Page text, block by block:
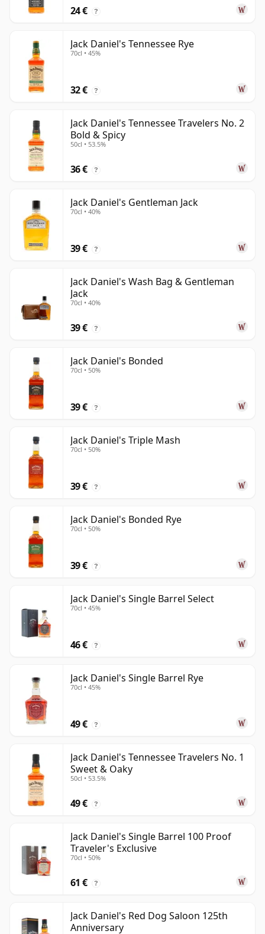
24 € ?
Jack Daniel's Tennessee Rye
70cl • 45%
32 € ?
Jack Daniel's Tennessee Travelers No. 2
Bold & Spicy
50cl • 53.5%
36 € ?
Jack Daniel's Gentleman Jack
70cl • 40%
39 € ?
Jack Daniel's Wash Bag & Gentleman
Jack
70cl • 40%
39 € ?
Jack Daniel's Bonded
70cl • 50%
39 € ?
Jack Daniel's Triple Mash
70cl • 50%
39 € ?
Jack Daniel's Bonded Rye
70cl • 50%
39 € ?
Jack Daniel's Single Barrel Select
70cl • 45%
46 € ?
Jack Daniel's Single Barrel Rye
70cl • 45%
49 € ?
Jack Daniel's Tennessee Travelers No. 1
Sweet & Oaky
50cl • 53.5%
49 € ?
Jack Daniel's Single Barrel 100 Proof
Traveler's Exclusive
70cl • 50%
61 € ?
Jack Daniel's Red Dog Saloon 125th
Anniversary